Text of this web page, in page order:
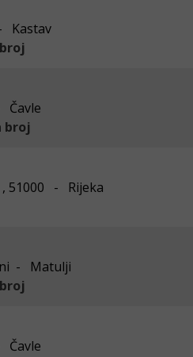
Kastav
Čavle
broj
, 51000 - Rijeka
- Matulji
Čavle